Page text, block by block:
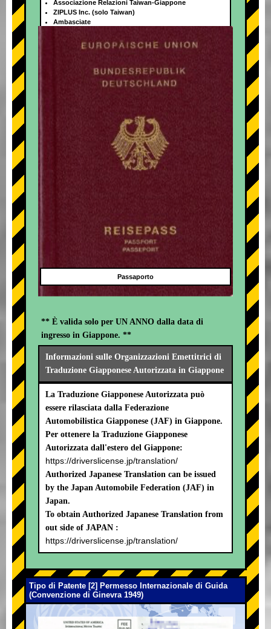
+
Associazione Relazioni Taiwan-Giappone
ZIPLUS Inc. (solo Taiwan)
Ambasciate
Passaporto
** È valida solo per UN ANNO dalla data di
ingresso in Giappone. **
Informazioni sulle Organizzazioni Emettitrici di
Traduzione Giapponese Autorizzata in Giappone
La Traduzione Giapponese Autorizzata può
essere rilasciata dalla Federazione
Automobilistica Giapponese (JAF) in Giappone.
Per ottenere la Traduzione Giapponese
Autorizzata dall'estero del Giappone:
https://driverslicense.jp/translation/
Authorized Japanese Translation can be issued
by the Japan Automobile Federation (JAF) in
Japan.
To obtain Authorized Japanese Translation from
out side of JAPAN :
https://driverslicense.jp/translation/
Tipo di Patente [2] Permesso Internazionale di Guida
(Convenzione di Ginevra 1949)